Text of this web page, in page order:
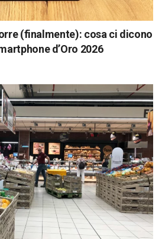
(finalmente): cosa ci dicono
d’Oro 2026